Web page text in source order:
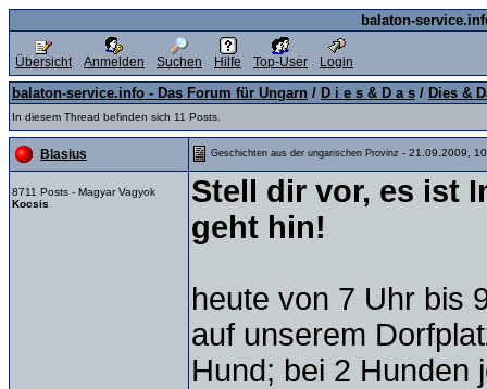
balaton-
Übersicht Anmelden Suchen Hilfe Top-User Login
balaton-service.info - Das Forum für Ungarn / D i e s & D a s / Dies &
In diesem Thread befinden sich 11 Posts.
Blasius Geschichten aus der ungarischen Provinz - 21.09.2009,
8711 Posts - Magyar Vagyok
Kocsis
Stell dir vor, es ist
geht hin!
heute von 7 Uhr bis
auf unserem
Hund; bei 2 Hunden